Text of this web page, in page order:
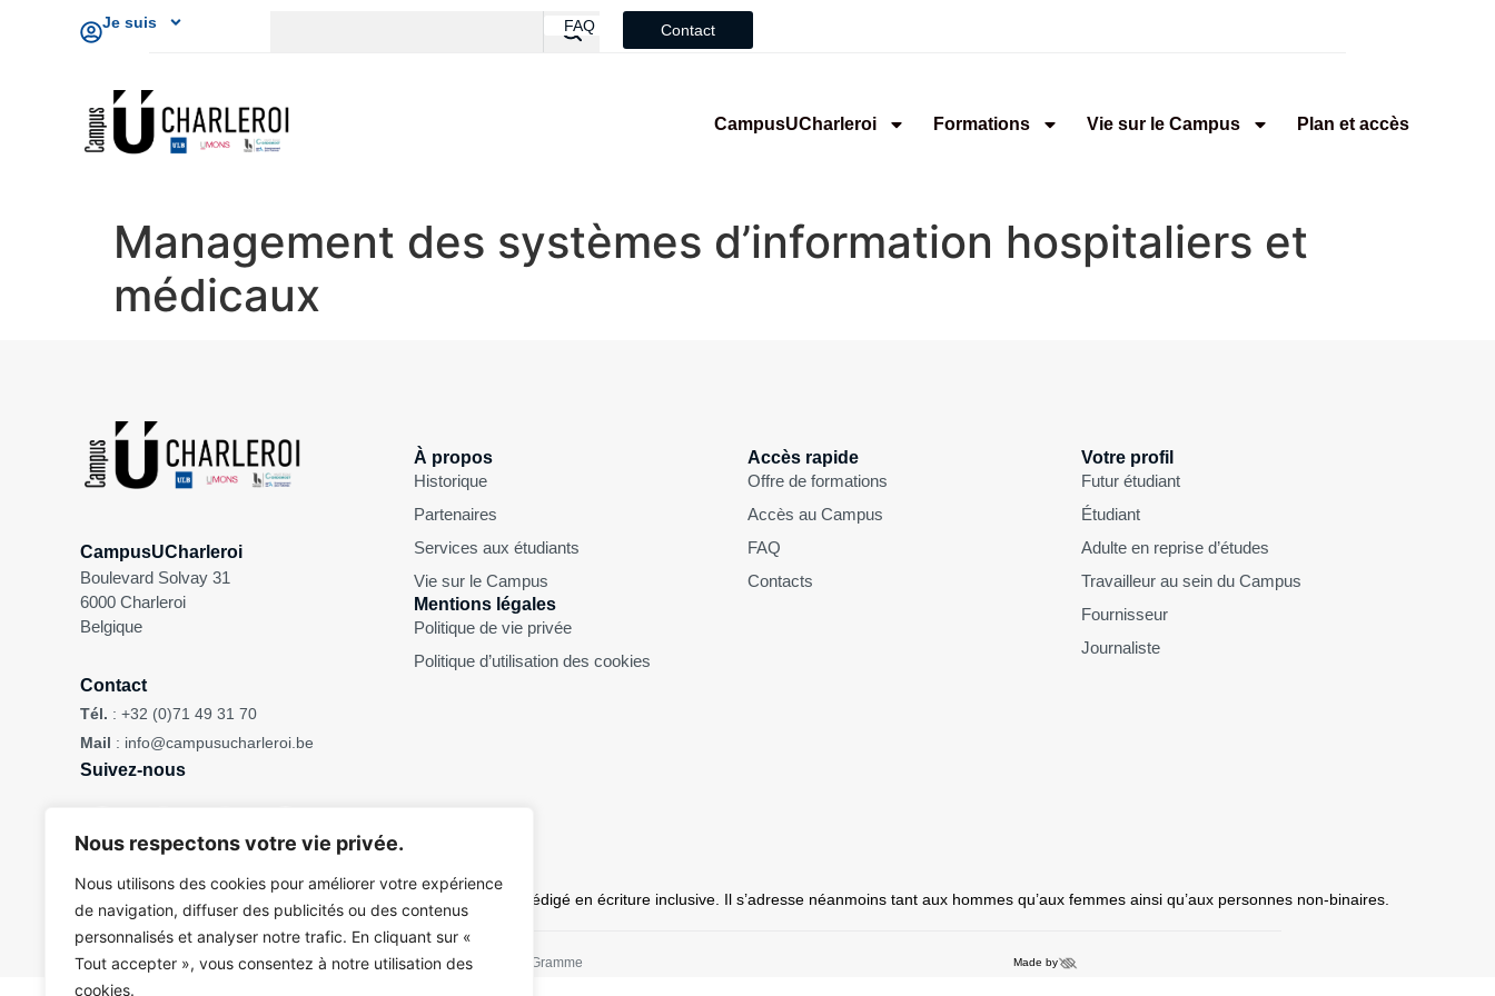
Nous respectons votre vie privée.
Nous utilisons des cookies pour améliorer votre expérience
de navigation, diffuser des publicités ou des contenus
personnalisés et analyser notre trafic. En cliquant sur «
Tout accepter », vous consentez à notre utilisation des
cookies.
Je suis FAQ Contact
CampusUCharleroi Formations Vie sur le Campus Plan et accès
Management des systèmes d’information hospitaliers et
médicaux
CampusUCharleroi
Boulevard Solvay 31
6000 Charleroi
Belgique
Contact
Tél. : +32 (0)71 49 31 70
Mail : info@campusucharleroi.be
À propos
Historique
Partenaires
Services aux étudiants
Vie sur le Campus
Mentions légales
Politique de vie privée
Politique d’utilisation des cookies
Accès rapide
Offre de formations
Accès au Campus
FAQ
Contacts
Votre profil
Futur étudiant
Étudiant
Adulte en reprise d’études
Travailleur au sein du Campus
Fournisseur
Journaliste
Suivez-nous
Pour des raisons d’ergonomie de lecture, ce site web n’est pas rédigé en écriture inclusive. Il s’adresse néanmoins tant aux hommes qu’aux femmes ainsi qu’aux personnes non-binaires.
Copyright © 2026 CampusUCharleroi – ASBL Centre Universitare Zénobe Gramme Made by